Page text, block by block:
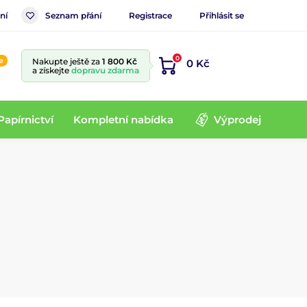
Seznam přání Registrace Přihlásit se
Nakupte ještě za 1 800 Kč
a získejte dopravu zdarma
0 0 Kč
Kompletní nabídka Výprodej